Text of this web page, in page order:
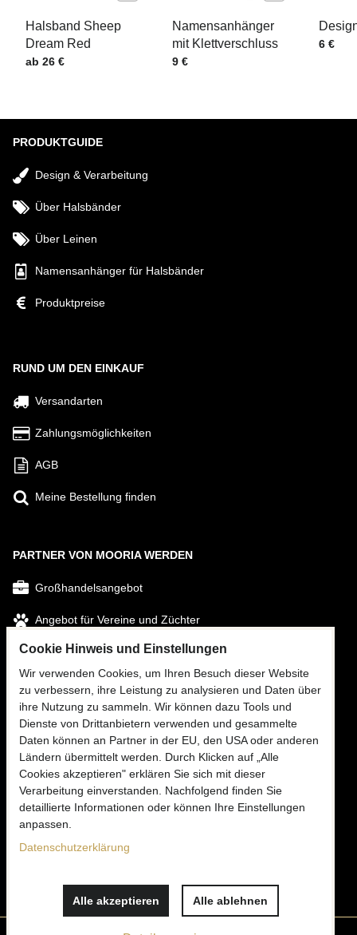
Senden
Halsband Sheep
Dream Red
Preis mit MwSt.
ab 26 €
Namensanhänger
mit Klettverschluss
Preis mit MwSt.
9 €
Preis
6 €
PRODUKTGUIDE
Design & Verarbeitung
Über Halsbänder
Über Leinen
Namensanhänger für Halsbänder
Produktpreise
RUND UM DEN EINKAUF
Versandarten
Zahlungsmöglichkeiten
AGB
Meine Bestellung finden
PARTNER VON MOORIA WERDEN
Großhandelsangebot
Angebot für Vereine und Züchter
Instagram
KONTAKTIEREN SIE UNS
✉ info@mooria.eu
Schreiben Sie uns
Cookie Hinweis und Einstellungen
Wir verwenden Cookies, um Ihren Besuch dieser Website
zu verbessern, ihre Leistung zu analysieren und Daten über
ihre Nutzung zu sammeln. Wir können dazu Tools und
Dienste von Drittanbietern verwenden und gesammelte
Daten können an Partner in der EU, den USA oder anderen
Ländern übermittelt werden. Durch Klicken auf „Alle
Cookies akzeptieren" erklären Sie sich mit dieser
Verarbeitung einverstanden. Nachfolgend finden Sie
detaillierte Informationen oder können Ihre Einstellungen
anpassen.
Datenschutzerklärung
Alle akzeptieren Alle ablehnen